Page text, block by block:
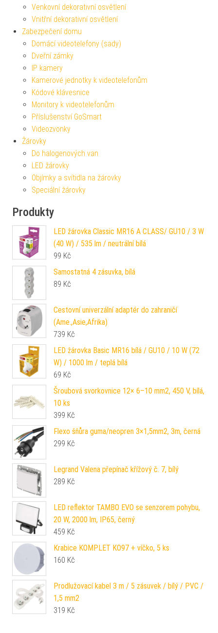
Venkovní dekorativní osvětlení
Vnitřní dekorativní osvětlení
Zabezpečení domu
Domácí videotelefony (sady)
Dveřní zámky
IP kamery
Kamerové jednotky k videotelefonům
Kódové klávesnice
Monitory k videotelefonům
Příslušenství GoSmart
Videozvonky
Žárovky
Do halogenových van
LED žárovky
Objímky a svítidla na žárovky
Speciální žárovky
Produkty
LED žárovka Classic MR16 A CLASS/ GU10 / 3 W
(40 W) / 535 lm / neutrální bílá
99 Kč
Samostatná 4 zásuvka, bílá
89 Kč
Cestovní univerzální adaptér do zahraničí
(Ame.,Asie,Afrika)
739 Kč
LED žárovka Basic MR16 bílá / GU10 / 10 W (72
W) / 1000 lm / teplá bílá
69 Kč
Šroubová svorkovnice 12× 6–10 mm2, 450 V, bílá,
10 ks
399 Kč
Flexo šňůra guma/neopren 3×1,5mm2, 3m, černá
299 Kč
Legrand Valena přepínač křížový č. 7, bílý
289 Kč
LED reflektor TAMBO EVO se senzorem pohybu,
20 W, 2000 lm, IP65, černý
459 Kč
Krabice KOMPLET KO97 + víčko, 5 ks
160 Kč
Prodlužovací kabel 3 m / 5 zásuvek / bílý / PVC /
1,5 mm2
319 Kč